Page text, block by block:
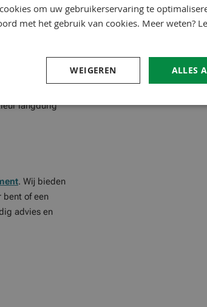
langdurig
. Wij bieden
bent of een
advies en
om uw gebruikerservaring te
met het gebruik van cookies. Meer weten?
ALLES
WEIGEREN